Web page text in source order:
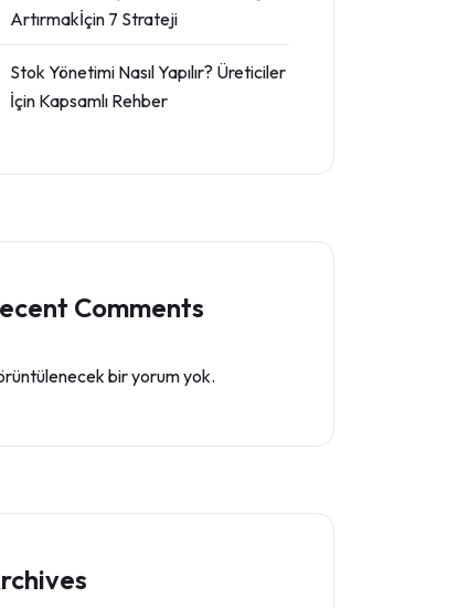
Artırmakİçin 7 Strateji
Stok Yönetimi Nasıl Yapılır? Üreticiler
İçin Kapsamlı Rehber
Comments
bir yorum yok.